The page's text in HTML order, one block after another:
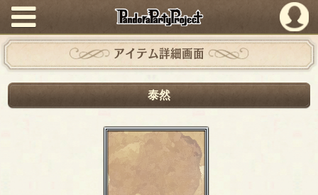
PandoraPartyProject
アイテム詳細画面
泰然